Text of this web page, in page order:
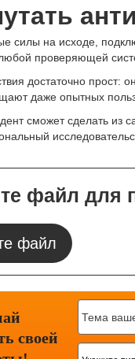
силы на исходе,
проверяющей
достаточно прост:
даже опытных
сможет сделать из
файл для
файл
своей